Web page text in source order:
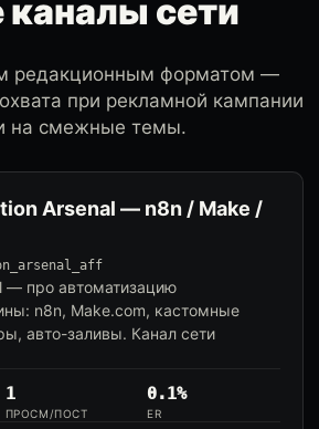
сети
редакционным форматом —
при рекламной кампании
на смежные темы.
Arsenal — n8n / Make /
— про автоматизацию
n8n, Make.com, кастомные
авто-заливы. Канал сети
1
ПРОСМ/ПОСТ
0.1%
ER